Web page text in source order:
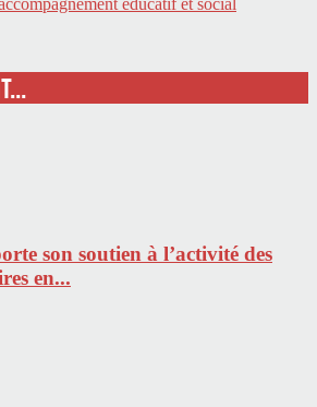
éducatif et social
son soutien à l’activité des
en...